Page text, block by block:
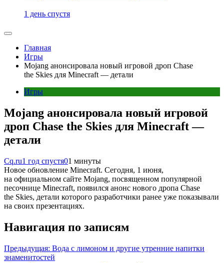
1 день спустя
Главная
Игры
Mojang анонсировала новый игровой дроп Chase
the Skies для Minecraft — детали
Игры
Mojang анонсировала новый игровой
дроп Chase the Skies для Minecraft —
детали
Cq.ru1 год спустя01 минуты
Новое обновление Minecraft. Сегодня, 1 июня,
на официальном сайте Mojang, посвященном популярной
песочнице Minecraft, появился анонс нового дропа Chase
the Skies, детали которого разработчики ранее уже показывали
на своих презентациях.
Навигация по записям
Предыдущая: Вода с лимоном и другие утренние напитки
знаменитостей